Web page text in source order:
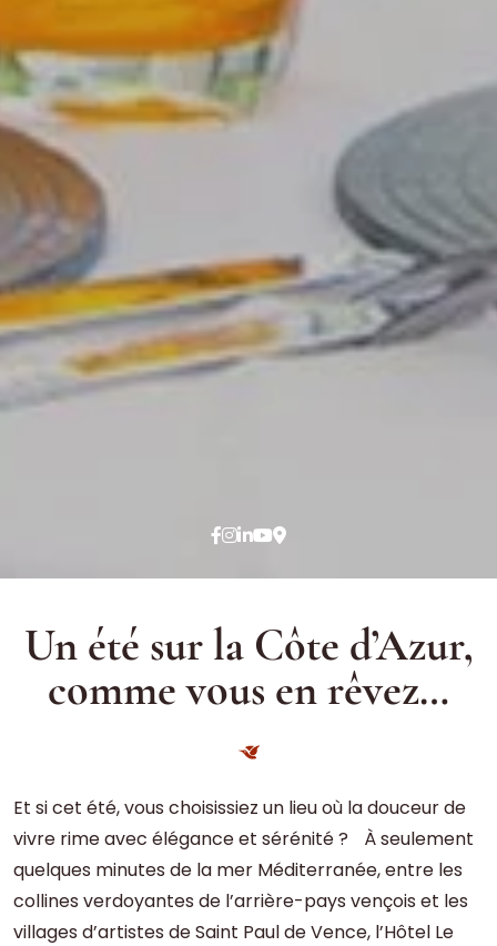
Un été sur la Côte d’Azur,
comme vous en rêvez…
Et si cet été, vous choisissiez un lieu où la douceur de
vivre rime avec élégance et sérénité ? À seulement
quelques minutes de la mer Méditerranée, entre les
collines verdoyantes de l’arrière-pays vençois et les
villages d’artistes de Saint Paul de Vence, l’Hôtel Le